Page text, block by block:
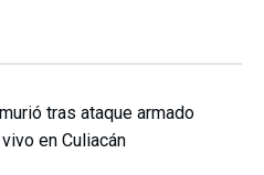
tras ataque armado
en Culiacán